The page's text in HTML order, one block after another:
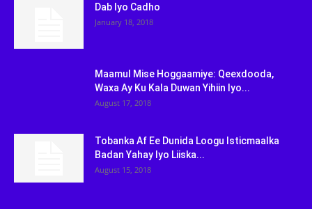
Dab Iyo Cadho
January 18, 2018
Maamul Mise Hoggaamiye: Qeexdooda,
Waxa Ay Ku Kala Duwan Yihiin Iyo...
August 17, 2018
Tobanka Af Ee Dunida Loogu Isticmaalka
Badan Yahay Iyo Liiska...
August 15, 2018